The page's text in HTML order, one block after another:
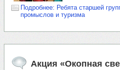
Подробнее: Ребята старшей
промыслов и туризма
Акция «Окопная